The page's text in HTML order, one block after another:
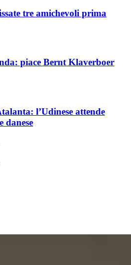
tre amichevoli prima
piace Bernt Klaverboer
l’Udinese attende
danese